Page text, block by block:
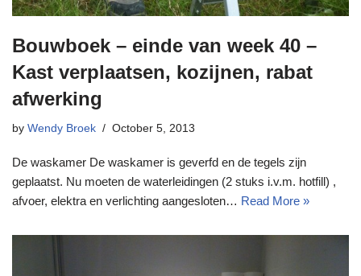
Bouwboek – einde van week 40 –
Kast verplaatsen, kozijnen, rabat
afwerking
by Wendy Broek October 5, 2013
De waskamer De waskamer is geverfd en de tegels zijn
geplaatst. Nu moeten de waterleidingen (2 stuks i.v.m. hotfill) ,
afvoer, elektra en verlichting aangesloten… Read More »